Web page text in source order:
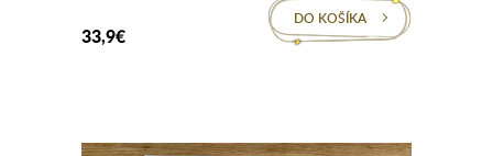
33,9€
DO KOŠÍKA